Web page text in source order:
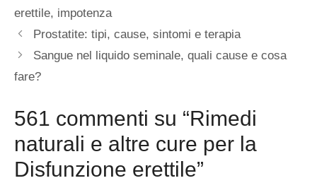
erettile, impotenza
Prostatite: tipi, cause, sintomi e terapia
Sangue nel liquido seminale, quali cause e cosa
fare?
561 commenti su “Rimedi
naturali e altre cure per la
Disfunzione erettile”